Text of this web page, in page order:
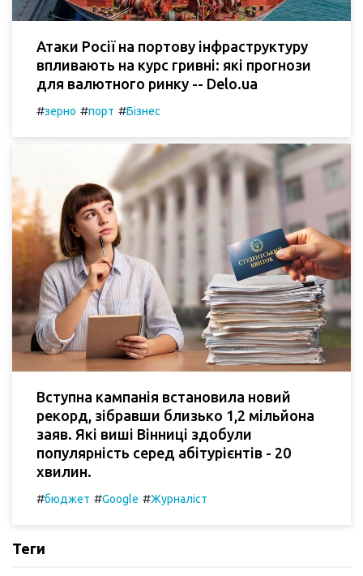
Атаки Росії на портову інфраструктуру
впливають на курс гривні: які прогнози
для валютного ринку -- Delo.ua
#зерно #порт #Бізнес
Вступна кампанія встановила новий
рекорд, зібравши близько 1,2 мільйона
заяв. Які виші Вінниці здобули
популярність серед абітурієнтів - 20
хвилин.
#бюджет #Google #Журналіст
Теги